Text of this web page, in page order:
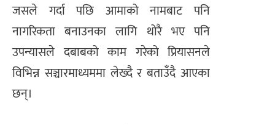
जसले गर्दा पछि आमाको नामबाट पनि
नागरिकता बनाउनका लागि थोरै भए पनि
उपन्यासले दबाबको काम गरेको प्रियासनले
विभिन्न सञ्चारमाध्यममा लेख्दै र बताउँदै आएका
छन्।